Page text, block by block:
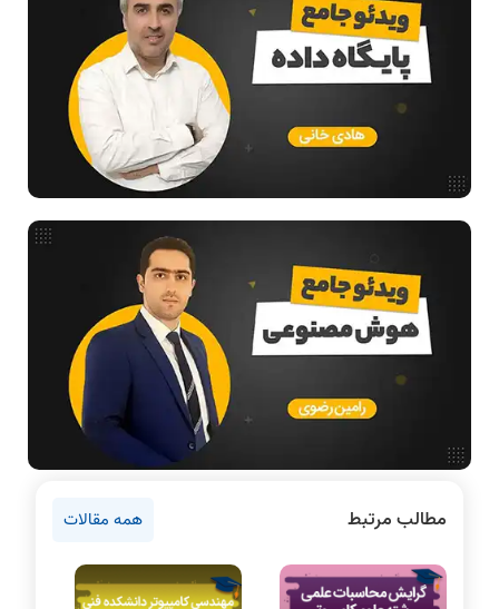
مدار منطقی
ساختمان داده
طراحی الگوریتم
هوش مصنوعی
فناوری
آمادگی برای کنکور
دانشگاه ها
اخبار آزمون ها
دروس مهندسی کامپیوتر
پایتون
مطالب مرتبط همه مقالات